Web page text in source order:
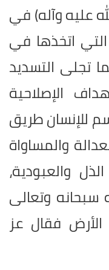
عليه وآله) في
اتخذها في
تجلى التسديد
الإصلاحية
للإنسان طريق
والمساواة
والعبودية،
وتعالى
فقال عز